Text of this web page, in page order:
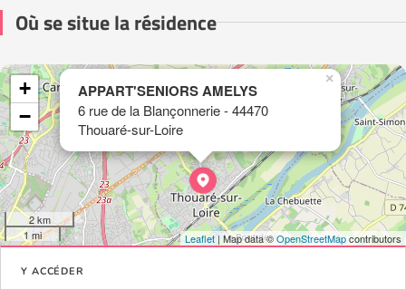
Où se situe la résidence
APPART'SENIORS AMELYS
6 rue de la Blançonnerie - 44470
Thouaré-sur-Loire
×
+
−
2 km
1 mi
Leaflet | Map data ©OpenStreetMapcontributors
Y ACCÉDER